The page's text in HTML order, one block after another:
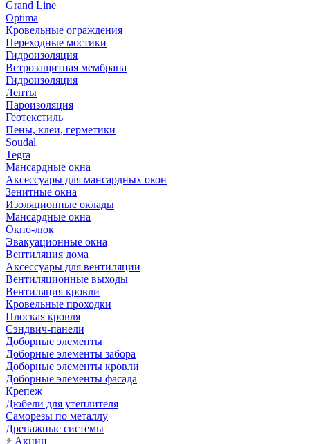
Grand Line
Optima
Кровельные ограждения
Переходные мостики
Гидроизоляция
Ветрозащитная мембрана
Гидроизоляция
Ленты
Пароизоляция
Геотекстиль
Пены, клеи, герметики
Soudal
Tegra
Мансардные окна
Аксессуары для мансардных окон
Зенитные окна
Изоляционные оклады
Мансардные окна
Окно-люк
Эвакуационные окна
Вентиляция дома
Аксессуары для вентиляции
Вентиляционные выходы
Вентиляция кровли
Кровельные проходки
Плоская кровля
Сэндвич-панели
Доборные элементы
Доборные элементы забора
Доборные элементы кровли
Доборные элементы фасада
Крепеж
Дюбели для утеплителя
Саморезы по металлу
Дренажные системы
Акции